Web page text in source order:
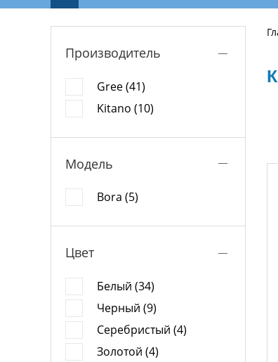
Производитель
Gree (41)
Kitano (10)
Модель
Bora (5)
Цвет
Белый (34)
Черный (9)
Серебристый (4)
Золотой (4)